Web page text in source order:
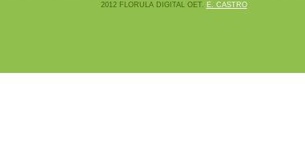
2012 FLORULA DIGITAL OET. E. CASTRO